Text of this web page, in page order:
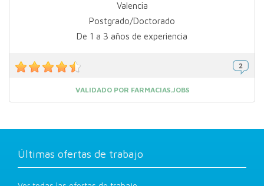
Valencia
Postgrado/Doctorado
De 1 a 3 años de experiencia
VALIDADO POR FARMACIAS.JOBS
Últimas ofertas de trabajo